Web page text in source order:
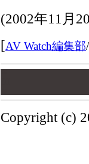
(2002年11月
[AV Watch編集部/
Copyright (c)